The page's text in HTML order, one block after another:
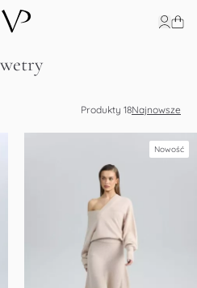
Produkty 18Najnowsze
Nowość